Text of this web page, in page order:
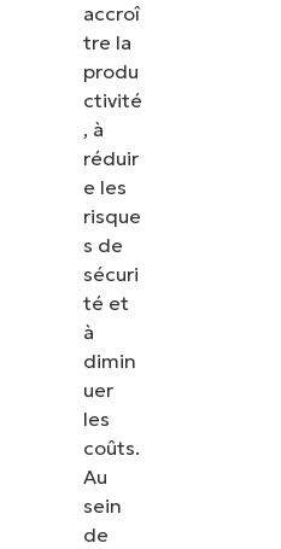
accroî
tre la
produ
ctivité
, à
réduir
e les
risque
s de
sécuri
té et
à
dimin
uer
les
coûts.
Au
sein
de